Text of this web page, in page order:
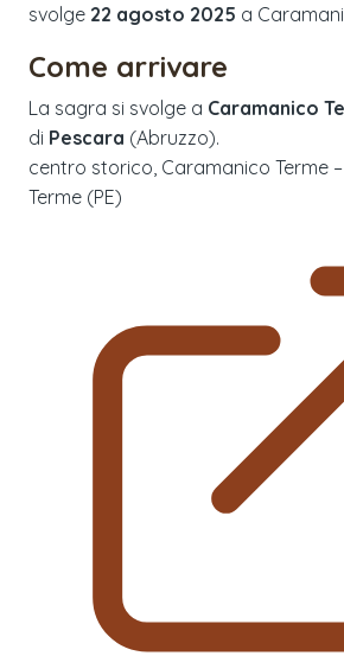
svolge 22 agosto 2025 a
Come arrivare
La sagra si svolge a Caramanico
di Pescara (Abruzzo).
centro storico, Caramanico Terme
Terme (PE)